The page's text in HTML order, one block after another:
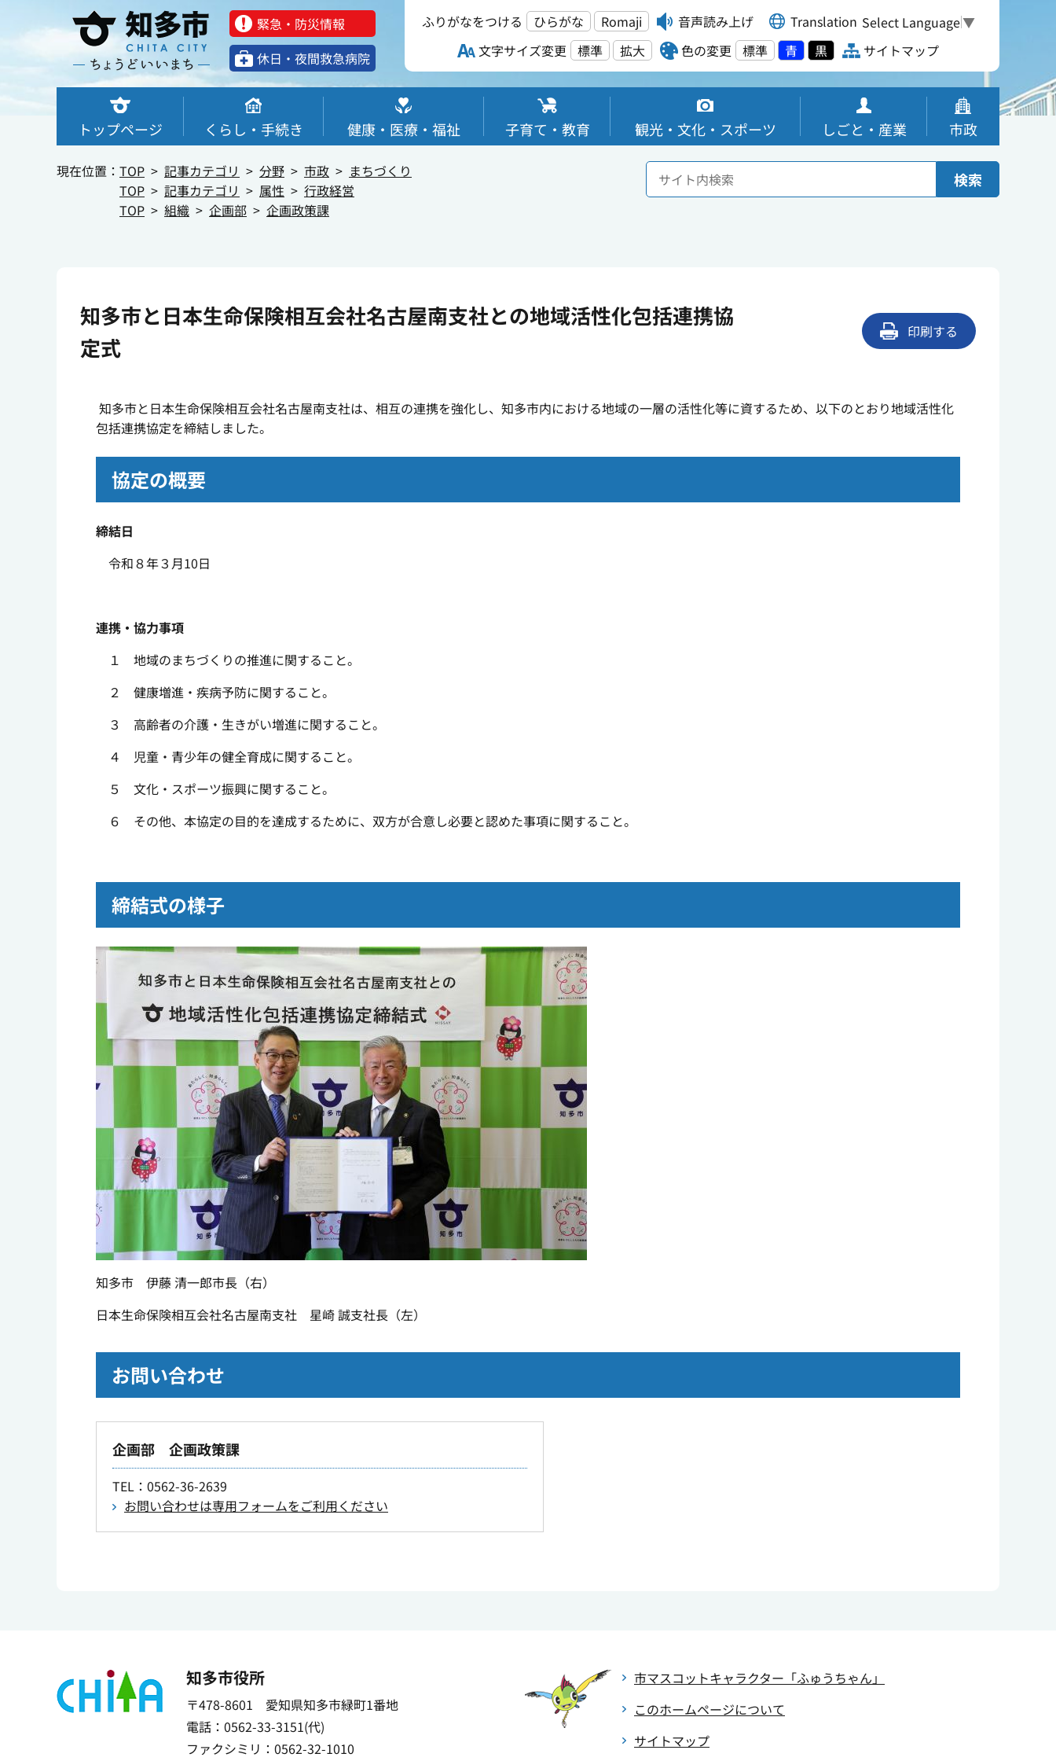
緊急・防災情報
休⽇・夜間救急病院
ふりがなをつける ひらがな Romaji 音声読み上げ Translation Select Language▼
文字サイズ変更
標準 拡大 色の変更 標準 青 黒 サイトマップ
トップページ くらし・手続き 健康・医療・福祉 子育て・教育 観光・文化・スポーツ しごと・産業 市政
現在位置： TOP 記事カテゴリ 分野 市政
まちづくり
TOP
記事カテゴリ 属性
行政経営
TOP
組織 企画部 企画政策課
検索
知多市と日本生命保険相互会社名古屋南支社との地域活性化包括連携協
定式
印刷する
知多市と日本生命保険相互会社名古屋南支社は、相互の連携を強化し、知多市内における地域の一層の活性化等に資するため、以下のとおり地域活性化
包括連携協定を締結しました。
協定の概要
締結日
令和８年３月10日
連携・協力事項
１ 地域のまちづくりの推進に関すること。
２ 健康増進・疾病予防に関すること。
３ 高齢者の介護・生きがい増進に関すること。
４ 児童・青少年の健全育成に関すること。
５ 文化・スポーツ振興に関すること。
６ その他、本協定の目的を達成するために、双方が合意し必要と認めた事項に関すること。
締結式の様子
知多市 伊藤 清一郎市長（右）
日本生命保険相互会社名古屋南支社 星崎 誠支社長（左）
お問い合わせ
企画部 企画政策課
TEL ：0562-36-2639
お問い合わせは専用フォームをご利用ください
知多市役所
〒478-8601 愛知県知多市緑町1番地
電話：0562-33-3151(代)
ファクシミリ：0562-32-1010
市マスコットキャラクター 「ふゅうちゃん」
このホームページについて
サイトマップ